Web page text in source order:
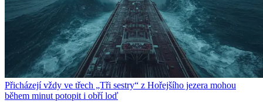
Přicházejí vždy ve třech „Tři sestry“ z Hořejšího jezera mohou
během minut potopit i obří loď